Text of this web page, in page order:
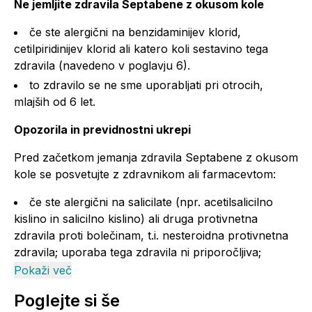
Ne jemljite zdravila Septabene z okusom kole
če ste alergični na benzidaminijev klorid,
cetilpiridinijev klorid ali katero koli sestavino tega
zdravila (navedeno v poglavju 6).
to zdravilo se ne sme uporabljati pri otrocih,
mlajših od 6 let.
Opozorila in previdnostni ukrepi
Pred začetkom jemanja zdravila Septabene z okusom
kole se posvetujte z zdravnikom ali farmacevtom:
če ste alergični na salicilate (npr. acetilsalicilno
kislino in salicilno kislino) ali druga protivnetna
zdravila proti bolečinam, t.i. nesteroidna protivnetna
zdravila; uporaba tega zdravila ni priporočljiva;
če imate ali ste kdaj imeli bronhialno astmo; v tem
če imate odprte rane ali razjede v ustih ali žrelu
Pokaži več
Poglejte si še